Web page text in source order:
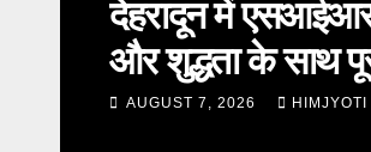
बोले- पारदर्शिता